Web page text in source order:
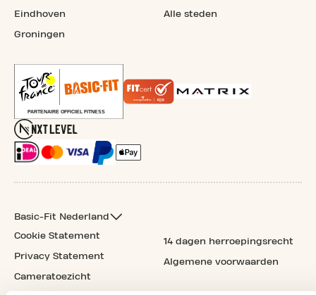
Eindhoven
Groningen
Alle steden
Basic-Fit Nederland
Cookie Statement
Privacy Statement
Cameratoezicht
14 dagen herroepingsrecht
Algemene voorwaarden